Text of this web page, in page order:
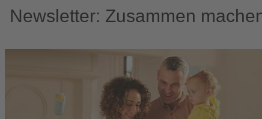
Newsletter: Zusammen